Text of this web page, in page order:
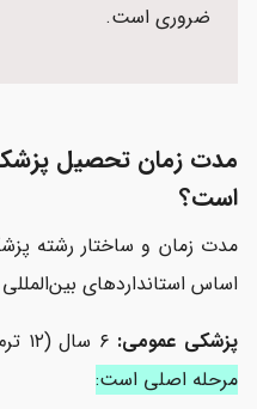
ضروری است.
مدت زمان تحصیل
است؟
مدت زمان و ساختار رشته
اساس استانداردهای
پزشکی عمومی:
مرحله اصلی است: